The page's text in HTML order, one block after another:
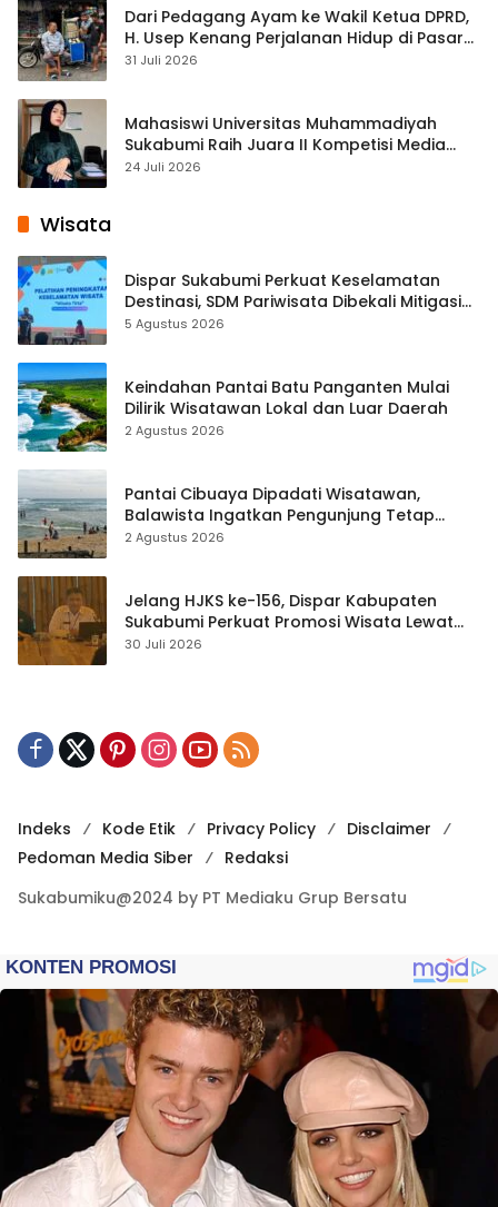
Dari Pedagang Ayam ke Wakil Ketua DPRD,
H. Usep Kenang Perjalanan Hidup di Pasar
Cisaat
31 Juli 2026
Mahasiswi Universitas Muhammadiyah
Sukabumi Raih Juara II Kompetisi Media
Pembelajaran Digital Tingkat Internasional
24 Juli 2026
Wisata
Dispar Sukabumi Perkuat Keselamatan
Destinasi, SDM Pariwisata Dibekali Mitigasi
hingga Teknik Evakuasi
5 Agustus 2026
Keindahan Pantai Batu Panganten Mulai
Dilirik Wisatawan Lokal dan Luar Daerah
2 Agustus 2026
Pantai Cibuaya Dipadati Wisatawan,
Balawista Ingatkan Pengunjung Tetap
Waspada
2 Agustus 2026
Jelang HJKS ke-156, Dispar Kabupaten
Sukabumi Perkuat Promosi Wisata Lewat
Publikasi Digital
30 Juli 2026
Indeks Kode Etik Privacy Policy
Disclaimer
Pedoman Media Siber
Redaksi
Sukabumiku@2024 by PT Mediaku Grup Bersatu